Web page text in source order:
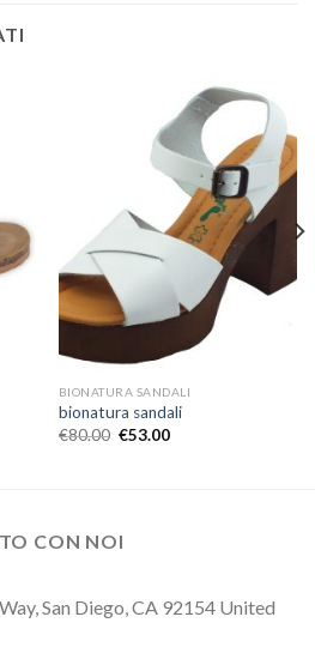
BIONATURA SANDALI
bionatura sandali
€80.00 €53.00
CON NOI
San Diego, CA 92154 United